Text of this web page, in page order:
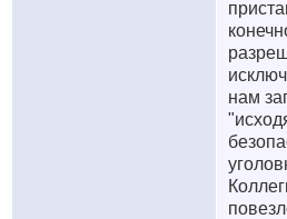
нам